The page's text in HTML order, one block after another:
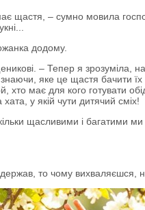
щастя, – сумно мовила
додому.
– Тепер я зрозуміла,
знаючи, яке це щастя
хто має для кого готувати
у якій чути дитячий сміх!
щасливими і багатими
то чому вихваляєшся,